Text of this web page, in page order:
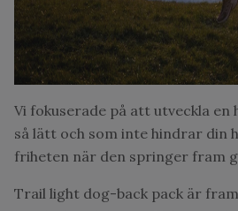
Vi fokuserade på att utveckla en
så lätt och som inte hindrar din
friheten när den springer fram
Trail light dog-back pack är